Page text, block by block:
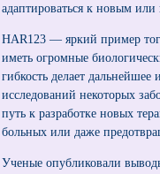
адаптироваться к новым
HAR123 — яркий пример
иметь огромные
гибкость делает
исследований некоторых
путь к разработке новых
больных или даже
Ученые опубликовали